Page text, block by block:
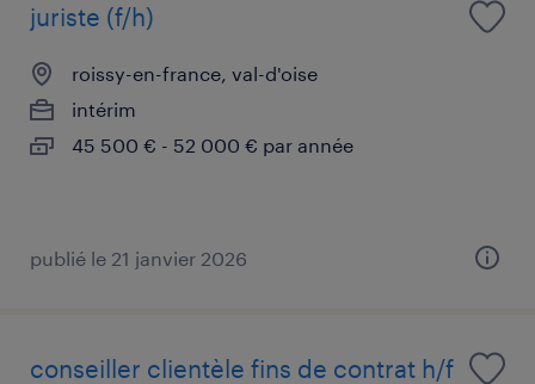
juriste (f/h)
roissy-en-france, val-d'oise
intérim
45 500 € - 52 000 € par année
publié le 21 janvier 2026
conseiller clientèle fins de contrat h/f